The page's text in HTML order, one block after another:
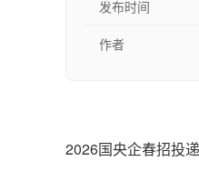
发布时间
作者
2026国央企春招投